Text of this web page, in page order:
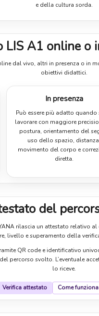
e della cultura sorda.
LIS A1 online o
dal vivo, altri in presenza o in
obiettivi didattici.
In presenza
Può essere più adatto quando
lavorare con maggiore
postura, orientamento del
uso dello spazio,
movimento del corpo e
diretta.
del
rilascia un attestato relativo
livello e superamento della
QR code e identificativo
percorso svolto. L’eventuale
lo riceve.
Verifica attestato Come